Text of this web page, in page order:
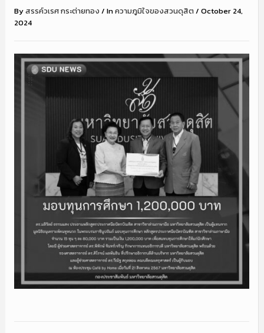
Byสรรค์วเรศ กระต่ายทอง / Inความภูมิใจของสวนดุสิต / October 24,
2024